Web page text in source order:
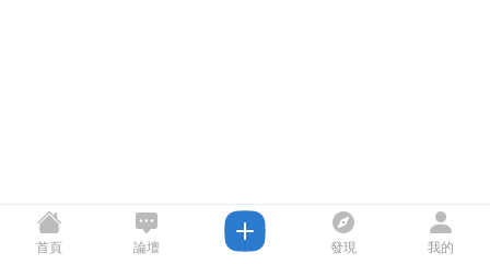
首頁 論壇 發現 我的